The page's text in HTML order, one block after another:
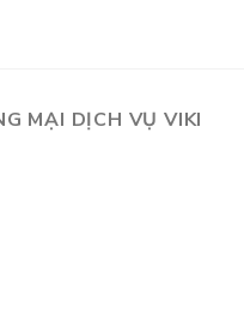
MẠI DỊCH VỤ VIKI